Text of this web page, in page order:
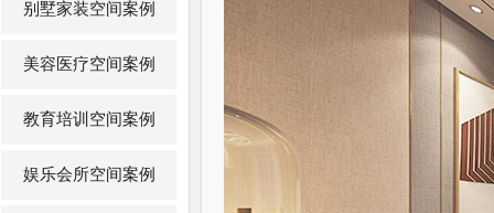
别墅家装空间案例
美容医疗空间案例
教育培训空间案例
娱乐会所空间案例